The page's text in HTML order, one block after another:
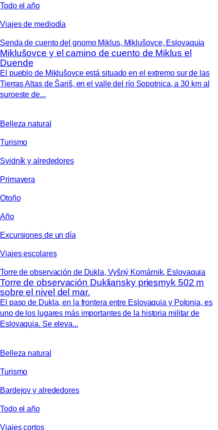
Todo el año
Viajes de mediodía
Senda de cuento del gnomo Miklus, Miklušovce, Eslovaquia
Miklušovce y el camino de cuento de Miklus el
Duende
El pueblo de Miklušovce está situado en el extremo sur de las
Tierras Altas de Šariš, en el valle del río Sopotnica, a 30 km al
suroeste de...
Belleza natural
Turismo
Svidník y alrededores
Primavera
Otoño
Año
Excursiones de un día
Viajes escolares
Torre de observación de Dukla, Vyšný Komárnik, Eslovaquia
Torre de observación Dukliansky priesmyk 502 m
sobre el nivel del mar.
El paso de Dukla, en la frontera entre Eslovaquia y Polonia, es
uno de los lugares más importantes de la historia militar de
Eslovaquia. Se eleva...
Belleza natural
Turismo
Bardejov y alrededores
Todo el año
Viajes cortos